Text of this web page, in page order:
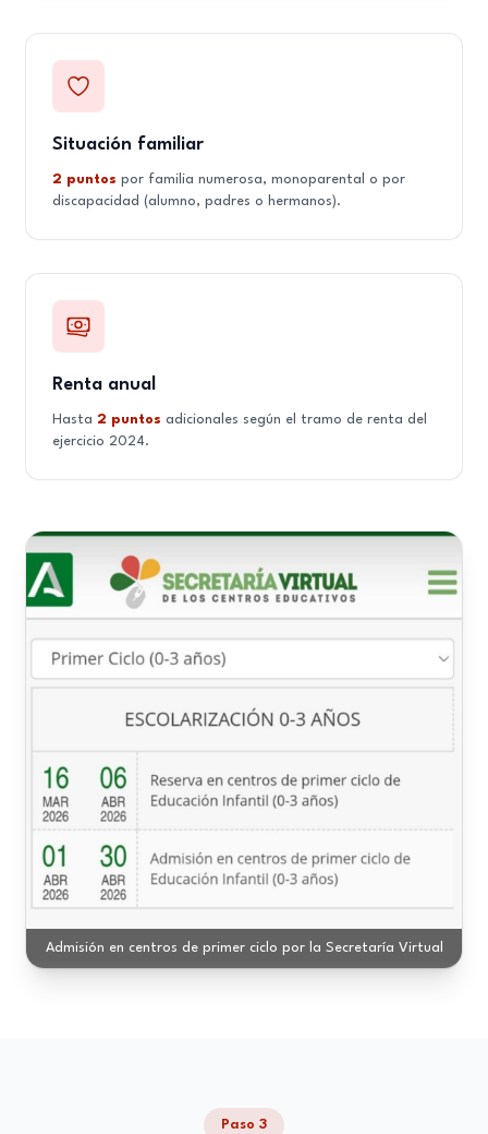
Situación familiar
2 puntos por familia numerosa, monoparental o por
discapacidad (alumno, padres o hermanos).
Renta anual
Hasta 2 puntos adicionales según el tramo de renta del
ejercicio 2024.
Admisión en centros de primer ciclo por la Secretaría Virtual
Paso 3